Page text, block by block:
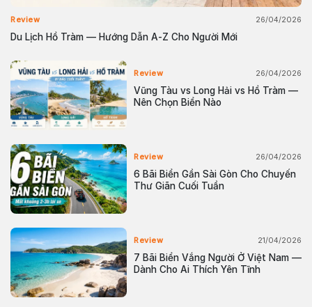
Review
Du Lịch Hồ Tràm — Hướng Dẫn A-Z Cho Người Mới
26/04/2026
Review
Vũng Tàu vs Long Hải vs Hồ Tràm —
Nên Chọn Biển Nào
26/04/2026
Review
6 Bãi Biển Gần Sài Gòn Cho Chuyến
Thư Giãn Cuối Tuần
26/04/2026
Review
7 Bãi Biển Vắng Người Ở Việt Nam —
Dành Cho Ai Thích Yên Tĩnh
21/04/2026